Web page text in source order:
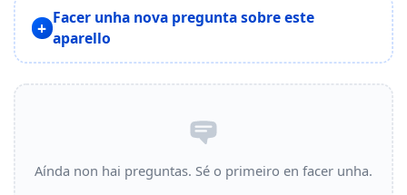
Facer unha nova pregunta sobre este
aparello
Aínda non hai preguntas. Sé o primeiro en facer unha.